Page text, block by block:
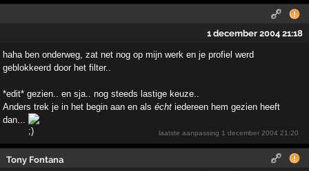
1 december 2004 21:18
haha ben onderweg, zat net nog op mijn werk en je profiel werd
geblokkeerd door het filter..
*edit* gezien.. en sja.. nog steeds lastige keuze..
Anders trek je in het begin aan en als échtiedereen hem gezien heeft
dan...
laatste aanpassing 1 december 2004 21:20
Tony Fontana